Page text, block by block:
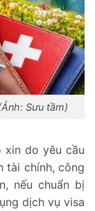
Sưu tầm)
xin do yêu cầu
tài chính, công
nếu chuẩn bị
dịch vụ visa